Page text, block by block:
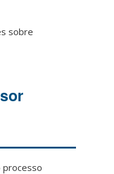
sobre
processo